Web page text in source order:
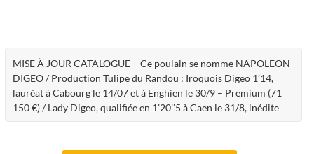
MISE À JOUR CATALOGUE – Ce poulain se nomme NAPOLEON
DIGEO / Production Tulipe du Randou : Iroquois Digeo 1’14,
lauréat à Cabourg le 14/07 et à Enghien le 30/9 – Premium (71
150 €) / Lady Digeo, qualifiée en 1’20’’5 à Caen le 31/8, inédite